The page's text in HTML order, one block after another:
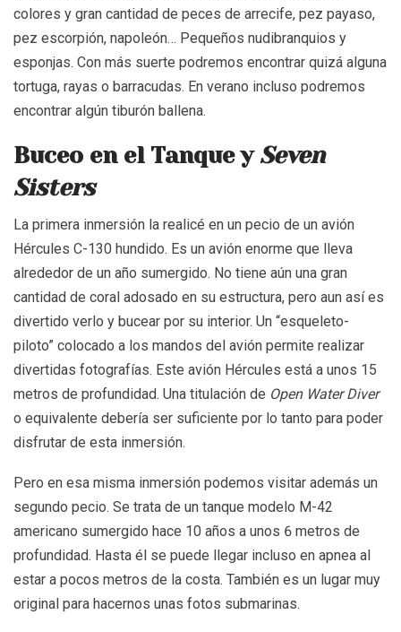
colores y gran cantidad de peces de arrecife, pez payaso,
pez escorpión, napoleón… Pequeños nudibranquios y
esponjas. Con más suerte podremos encontrar quizá alguna
tortuga, rayas o barracudas. En verano incluso podremos
encontrar algún tiburón ballena.
Buceo en el Tanque y Seven
Sisters
La primera inmersión la realicé en un pecio de un avión
Hércules C-130 hundido. Es un avión enorme que lleva
alrededor de un año sumergido. No tiene aún una gran
cantidad de coral adosado en su estructura, pero aun así es
divertido verlo y bucear por su interior. Un “esqueleto-
piloto” colocado a los mandos del avión permite realizar
divertidas fotografías. Este avión Hércules está a unos 15
metros de profundidad. Una titulación de Open Water Diver
o equivalente debería ser suficiente por lo tanto para poder
disfrutar de esta inmersión.
Pero en esa misma inmersión podemos visitar además un
segundo pecio. Se trata de un tanque modelo M-42
americano sumergido hace 10 años a unos 6 metros de
profundidad. Hasta él se puede llegar incluso en apnea al
estar a pocos metros de la costa. También es un lugar muy
original para hacernos unas fotos submarinas.